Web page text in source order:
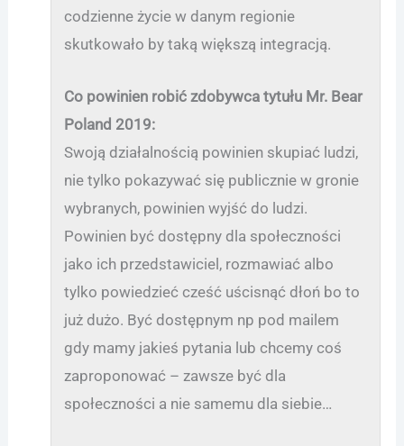
codzienne życie w danym regionie
skutkowało by taką większą integracją.
Co powinien robić zdobywca tytułu Mr. Bear
Poland 2019:
Swoją działalnością powinien skupiać ludzi,
nie tylko pokazywać się publicznie w gronie
wybranych, powinien wyjść do ludzi.
Powinien być dostępny dla społeczności
jako ich przedstawiciel, rozmawiać albo
tylko powiedzieć cześć uścisnąć dłoń bo to
już dużo. Być dostępnym np pod mailem
gdy mamy jakieś pytania lub chcemy coś
zaproponować – zawsze być dla
społeczności a nie samemu dla siebie…